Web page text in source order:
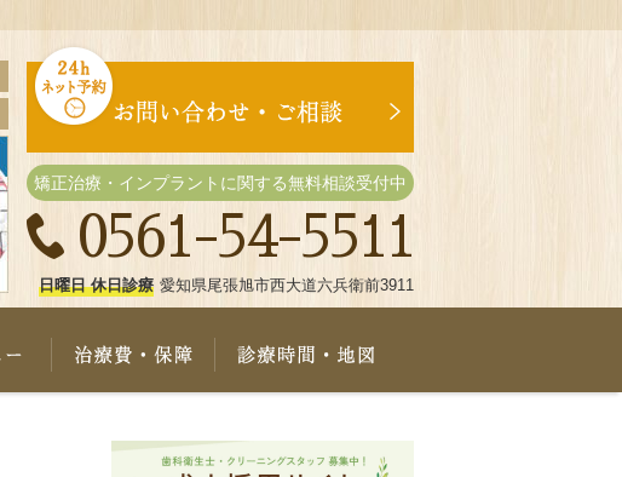
矯正治療・インプラントに関する無料相談受付中
0561-54-5511
日曜日 休日診療 愛知県尾張旭市西大道六兵衛前3911
治療メニュー 治療費・保証